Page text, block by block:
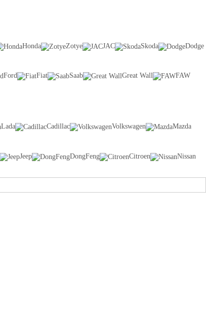
Honda Zotye JAC Skoda Dodge
Ford Fiat Saab Great Wall FAW
Lada Cadillac Volkswagen Mazda
Jeep DongFeng Citroen
Nissan